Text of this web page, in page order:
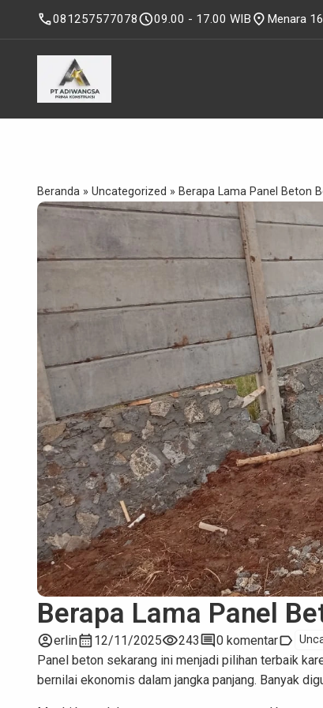
call081257577078schedule09.00 - 17.00 WIB location_on Menara
Beranda » Uncategorized » Berapa Lama Panel Beton
Berapa Lama Panel
account_circleerlincalendar_month12/11/2025visibility243comment0 komentarlabel
Panel beton sekarang ini menjadi pilihan terbaik
bernilai ekonomis dalam jangka panjang. Banyak